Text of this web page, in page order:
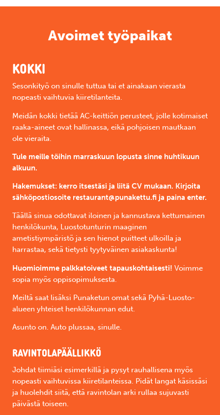
Avoimet työpaikat
KOKKI
Sesonkityö on sinulle tuttua tai et ainakaan vierasta
nopeasti vaihtuvia kiiretilanteita.
Meidän kokki tietää AC-keittiön perusteet, jolle kotimaiset
raaka-aineet ovat hallinassa, eikä pohjoisen mautkaan
ole vieraita.
Tule meille töihin marraskuun lopusta sinne huhtikuun
alkuun.
Hakemukset: kerro itsestäsi ja liitä CV mukaan. Kirjoita
sähköpostiosoite restaurant@punakettu.fi ja paina enter.
Täällä sinua odottavat iloinen ja kannustava kettumainen
henkilökunta, Luostotunturin maaginen
ametistiympäristö ja sen hienot puitteet ulkoilla ja
harrastaa, sekä tietysti tyytyväinen asiakaskunta!
Huomioimme palkkatoiveet tapauskohtaisesti! Voimme
sopia myös oppisopimuksesta.
Meiltä saat lisäksi Punaketun omat sekä Pyhä-Luosto-
alueen yhteiset henkilökunnan edut.
Asunto on. Auto plussaa, sinulle.
RAVINTOLAPÄÄLLIKKÖ
Johdat tiimiäsi esimerkillä ja pysyt rauhallisena myös
nopeasti vaihtuvissa kiiretilanteissa. Pidät langat käsissäsi
ja huolehdit siitä, että ravintolan arki rullaa sujuvasti
päivästä toiseen.